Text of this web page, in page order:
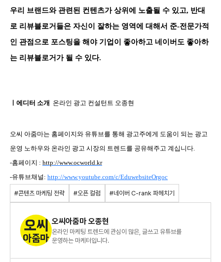
우리 브랜드와 관련된 컨텐츠가 상위에 노출될 수 있고, 반대
로 리뷰블로거들은 자신이 잘하는 영역에 대해서 준-전문가적
인 관점으로 포스팅을 해야 기업이 좋아하고 네이버도 좋아하
는 리뷰블로거가 될 수 있다.
ㅣ에디터 소개 온라인 광고 컨설턴트 오종현
오씨 아줌마는 홈페이지와 유튜브를 통해 광고주에게 도움이 되는 광고
운영 노하우와 온라인 광고 시장의 트렌드를 공유해주고 계십니다.
-홈페이지 : http://www.ocworld.kr
-유튜브채널: http://www.youtube.com/c/EduwebsiteOrgoc
#콘텐츠 마케팅 전략 #오픈 컬럼 #네이버 C-rank 파헤치기
오씨아줌마 오종현
온라인 마케팅 트렌드에 관심이 많은, 글쓰고 유튜브를
운영하는 마케터입니다.